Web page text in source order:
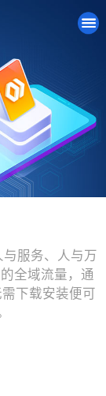
服务、人与万
全域流量，通
下载安装便可